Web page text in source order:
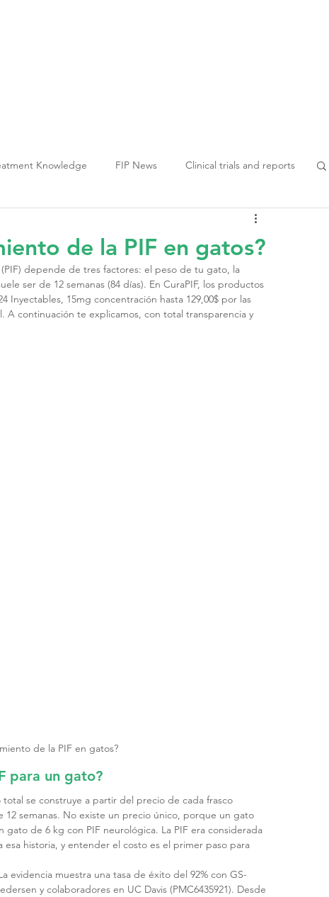
Knowledge FIP News Clinical trials and reports
de la PIF en gatos?
depende de tres factores: el peso de tu gato, la
ser de 12 semanas (84 días). En CuraPIF, los productos
Inyectables, 15mg concentración hasta 129,00$ por las
continuación te explicamos, con total transparencia y
de la PIF en gatos?
para un gato?
se construye a partir del precio de cada frasco
semanas. No existe un precio único, porque un gato
de 6 kg con PIF neurológica. La PIF era considerada
esa historia, y entender el costo es el primer paso para
evidencia muestra una tasa de éxito del 92% con GS-
y colaboradores en UC Davis (PMC6435921). Desde